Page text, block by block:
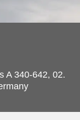
A 340-642, 02.